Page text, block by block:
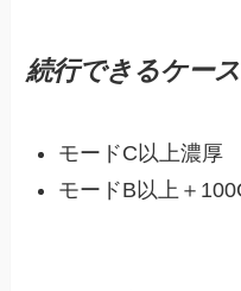
続行できるケース
モードC以上濃厚
モードB以上＋